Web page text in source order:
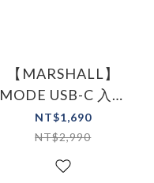
【MARSHALL】
MODE USB-C 入耳
式耳機
NT$1,690
NT$2,990